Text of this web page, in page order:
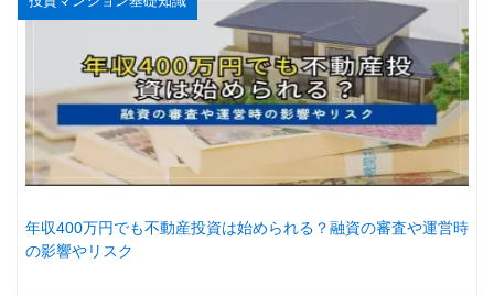
年収400万円でも不動産投資は始められる？融資の審査や運営時
の影響やリスク